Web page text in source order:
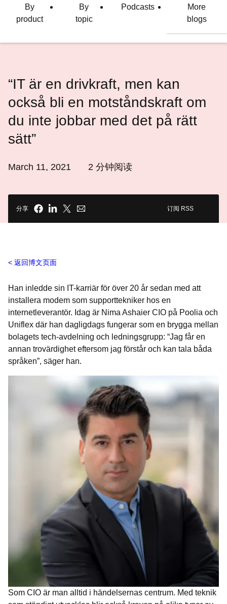
言
By
product
By
topic
Podcasts
More
blogs
“IT är en drivkraft, men kan
också bli en motståndskraft om
du inte jobbar med det på rätt
sätt”
March 11, 2021 2 分钟阅读
分享 订阅 RSS
返回博文页面
Han inledde sin IT-karriär för över 20 år sedan med att
installera modem som supporttekniker hos en
internetleverantör. Idag är Nima Ashaier CIO på Poolia och
Uniflex där han dagligdags fungerar som en brygga mellan
bolagets tech-avdelning och ledningsgrupp: “Jag får en
annan trovärdighet eftersom jag förstår och kan tala båda
språken”, säger han.
Som CIO är man alltid i händelsernas centrum. Med teknik